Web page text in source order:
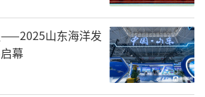
山东海洋发
幕